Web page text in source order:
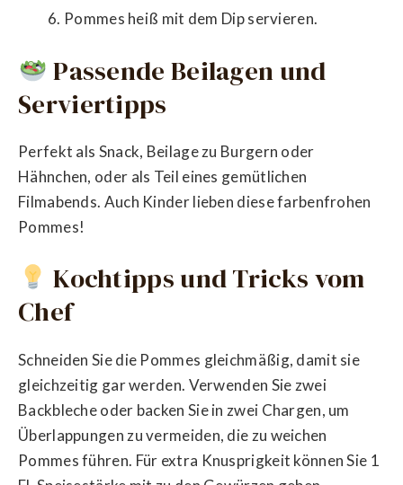
Pommes heiß mit dem Dip servieren.
Passende Beilagen und
Serviertipps
Perfekt als Snack, Beilage zu Burgern oder
Hähnchen, oder als Teil eines gemütlichen
Filmabends. Auch Kinder lieben diese farbenfrohen
Pommes!
Kochtipps und Tricks vom
Chef
Schneiden Sie die Pommes gleichmäßig, damit sie
gleichzeitig gar werden. Verwenden Sie zwei
Backbleche oder backen Sie in zwei Chargen, um
Überlappungen zu vermeiden, die zu weichen
Pommes führen. Für extra Knusprigkeit können Sie 1